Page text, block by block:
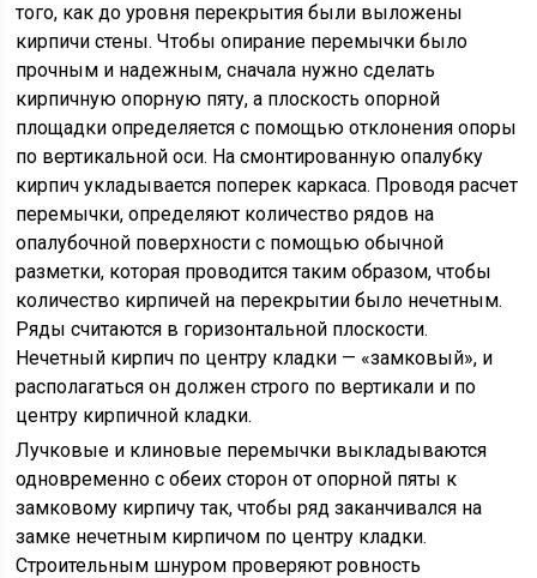
того, как до уровня перекрытия были выложены
кирпичи стены. Чтобы опирание перемычки было
прочным и надежным, сначала нужно сделать
кирпичную опорную пяту, а плоскость опорной
площадки определяется с помощью отклонения опоры
по вертикальной оси. На смонтированную опалубку
кирпич укладывается поперек каркаса. Проводя расчет
перемычки, определяют количество рядов на
опалубочной поверхности с помощью обычной
разметки, которая проводится таким образом, чтобы
количество кирпичей на перекрытии было нечетным.
Ряды считаются в горизонтальной плоскости.
Нечетный кирпич по центру кладки — «замковый», и
располагаться он должен строго по вертикали и по
центру кирпичной кладки.
Лучковые и клиновые перемычки выкладываются
одновременно с обеих сторон от опорной пяты к
замковому кирпичу так, чтобы ряд заканчивался на
замке нечетным кирпичом по центру кладки.
Строительным шнуром проверяют ровность